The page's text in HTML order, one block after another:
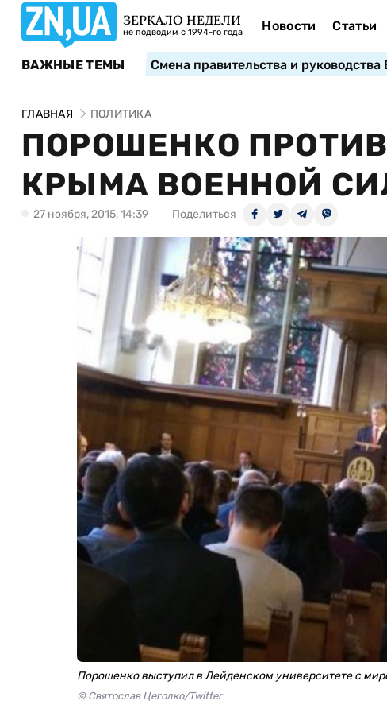
ЗЕРКАЛО НЕДЕЛИ
не подводим с 1994-го года Новости Статьи
ВАЖНЫЕ ТЕМЫ Смена правительства и руководства
ГЛАВНАЯ ПОЛИТИКА
ПОРОШЕНКО
КРЫМА ВОЕННОЙ
27 ноября, 2015, 14:39 Поделиться
Порошенко выступил в Лейденском университете с
© Святослав Цеголко/Twitter